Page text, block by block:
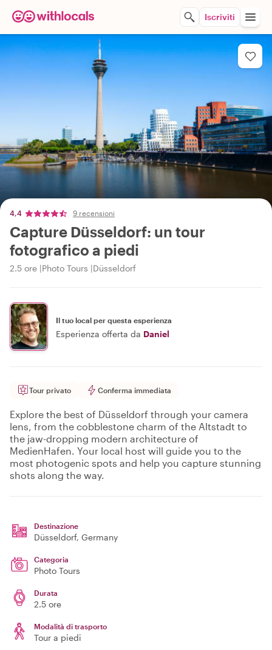
Iscriviti
4,4 9 recensioni
Capture Düsseldorf: un tour
fotografico a piedi
2.5 ore Photo Tours Düsseldorf
Il tuo local per questa esperienza
Esperienza offerta da Daniel
Tour privato Conferma immediata
Explore the best of Düsseldorf through your camera
lens, from the cobblestone charm of the Altstadt to
the jaw-dropping modern architecture of
MedienHafen. Your local host will guide you to the
most photogenic spots and help you capture stunning
shots along the way.
Destinazione
Düsseldorf, Germany
Categoria
Photo Tours
Durata
2.5 ore
Modalità di trasporto
Tour a piedi